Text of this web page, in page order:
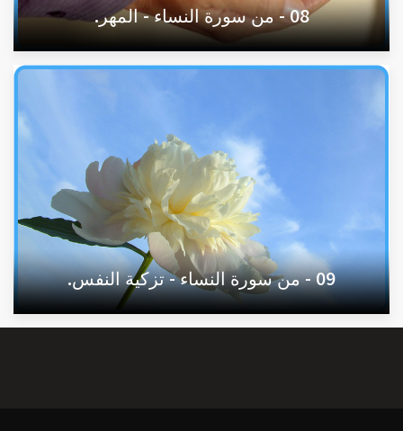
08 - من سورة النساء - المهر.
09 - من سورة النساء - تزكية النفس.